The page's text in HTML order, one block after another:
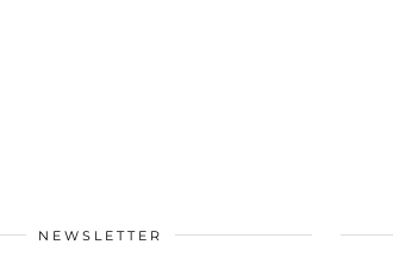
NEWSLETTER